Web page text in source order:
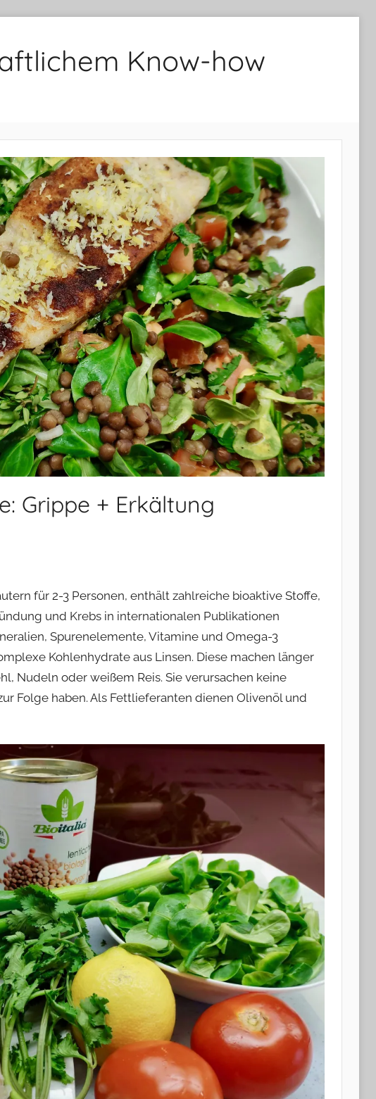
Know-how
Grippe + Erkältung
für 2-3 Personen, enthält zahlreiche bioaktive Stoffe,
und Krebs in internationalen Publikationen
Spurenelemente, Vitamine und Omega-3
Kohlenhydrate aus Linsen. Diese machen länger
Nudeln oder weißem Reis. Sie verursachen keine
Folge haben. Als Fettlieferanten dienen Olivenöl und